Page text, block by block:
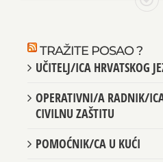
TRAŽITE POSAO ?
UČITELJ/ICA HRVATSKOG
OPERATIVNI/A RADNIK/
CIVILNU ZAŠTITU
POMOĆNIK/CA U KUĆI